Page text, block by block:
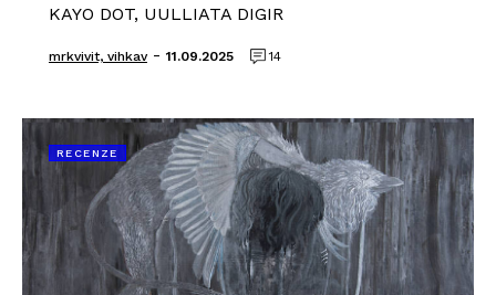
KAYO DOT, UULLIATA DIGIR
mrkvivit, vihkav- 11.09.2025 14
RECENZE